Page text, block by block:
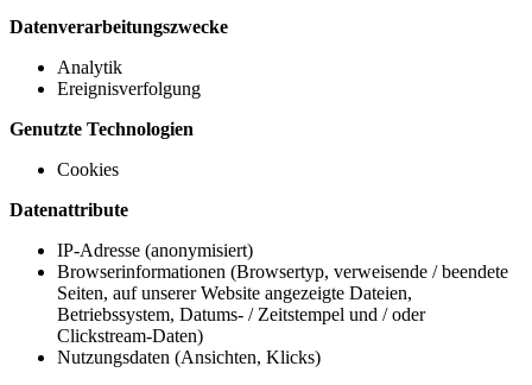
Datenverarbeitungszwecke
Analytik
Ereignisverfolgung
Genutzte Technologien
Cookies
Datenattribute
IP-Adresse (anonymisiert)
Browserinformationen (Browsertyp, verweisende / beendete
Seiten, auf unserer Website angezeigte Dateien,
Betriebssystem, Datums- / Zeitstempel und / oder
Clickstream-Daten)
Nutzungsdaten (Ansichten, Klicks)